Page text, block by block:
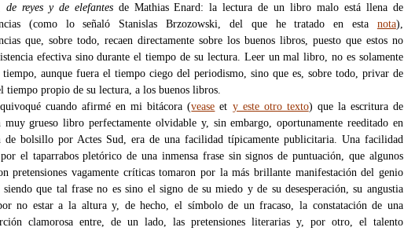
de reyes y de elefantesde Mathias Enard: la lectura de un libro malo está llena de
(como lo señaló Stanislas Brzozowski, del que he tratado en esta nota),
que, sobre todo, recaen directamente sobre los buenos libros, puesto que estos no
efectiva sino durante el tiempo de su lectura. Leer un mal libro, no es solamente
tiempo, aunque fuera el tiempo ciego del periodismo, sino que es, sobre todo, privar de
tiempo propio de su lectura, a los buenos libros.
cuando afirmé en mi bitácora (vease et y este otro texto) que la escritura de
muy grueso libro perfectamente olvidable y, sin embargo, oportunamente reeditado en
de bolsillo por Actes Sud, era de una facilidad típicamente publicitaria. Una facilidad
el taparrabos pletórico de una inmensa frase sin signos de puntuación, que algunos
pretensiones vagamente críticas tomaron por la más brillante manifestación del genio
que tal frase no es sino el signo de su miedo y de su desesperación, su angustia
no estar a la altura y, de hecho, el símbolo de un fracaso, la constatación de una
clamorosa entre, de un lado, las pretensiones literarias y, por otro, el talento